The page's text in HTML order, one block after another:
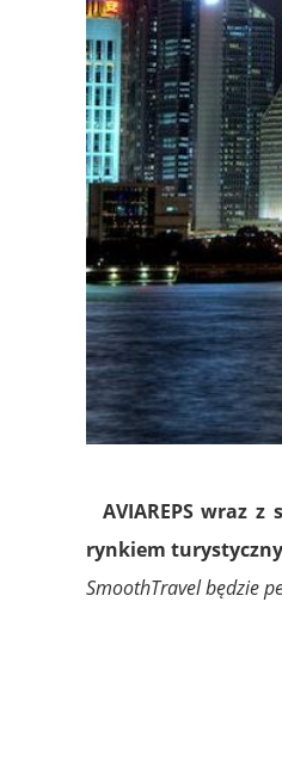
AVIAREPS wraz
rynkiem
SmoothTravel będzie